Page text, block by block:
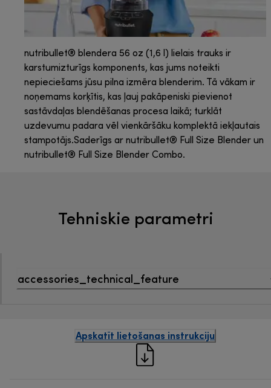
nutribullet® blendera 56 oz (1,6 l) lielais trauks ir
karstumizturīgs komponents, kas jums noteikti
nepieciešams jūsu pilna izmēra blenderim. Tā vākam ir
noņemams korķītis, kas ļauj pakāpeniski pievienot
sastāvdaļas blendēšanas procesa laikā; turklāt
uzdevumu padara vēl vienkāršāku komplektā iekļautais
stampotājs.Saderīgs ar nutribullet® Full Size Blender un
nutribullet® Full Size Blender Combo.
Tehniskie parametri
accessories_technical_feature
Apskatīt lietošanas instrukciju